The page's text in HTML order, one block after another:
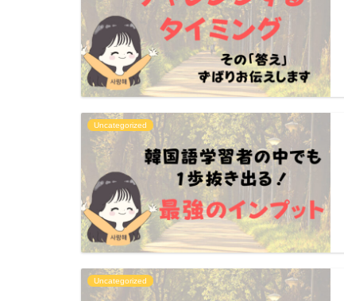
Uncategorized
Uncategorized